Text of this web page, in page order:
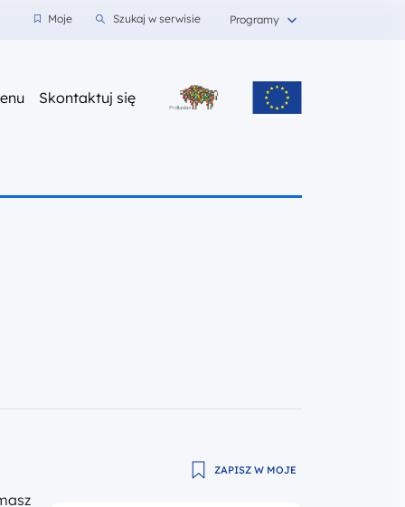
Moje
wnioski Szukaj w serwisie Programy
Skontaktuj sięz nami
ZAPISZ W MOJE